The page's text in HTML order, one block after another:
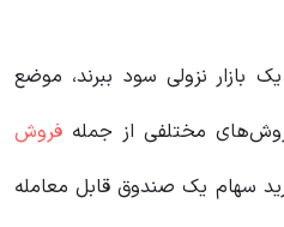
بازار نزولی سود ببرند، موضع
مختلفی از جمله فروش
سهام یک صندوق قابل معامله